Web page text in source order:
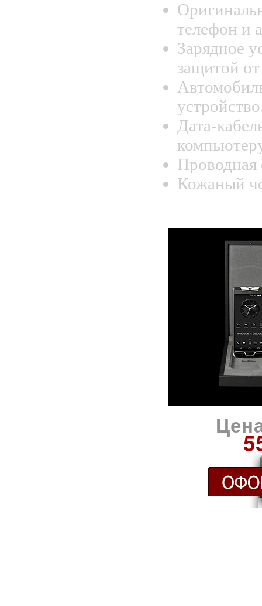
телефон и
Зарядное
защитой
Дата-
Проводная
Кожаный